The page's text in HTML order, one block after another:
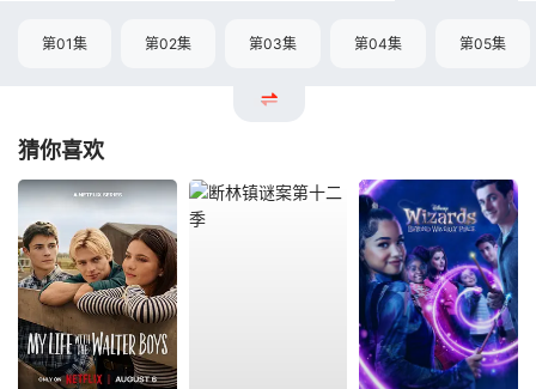
第01集 第02集 第03集 第04集 第05集
猜你喜欢